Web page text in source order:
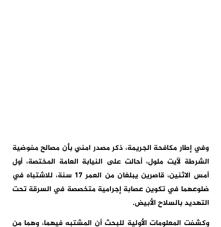
وفي إطار مكافحة الجريمة، ذكر مصدر امني بأن مصالح مفوضية
الشرطة لآيت ملول، أحالت على النيابة العامة المختصة، أول
أمس الاثنين، قاصرين يبلغان من العمر 17 سنة، للاشتباه في
ضلوعهما في تكوين عصابة إجرامية متخصصة في السرقة تحت
التهديد بالسلاح الأبيض.
وكشفت المعلومات الأولية للبحث أن المشتبه فيهما، وهما من